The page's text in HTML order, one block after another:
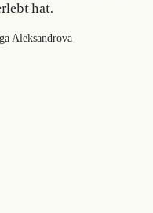
hat.
Aleksandrova